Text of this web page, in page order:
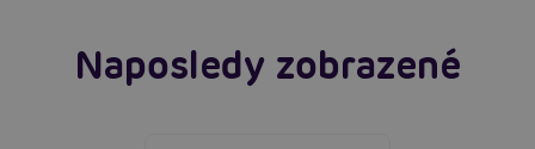
Naposledy zobrazené